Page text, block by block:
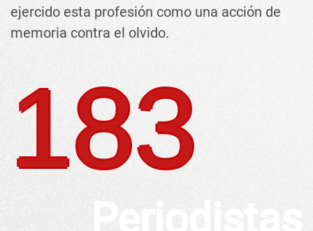
ejercido esta profesión como una acción de
memoria contra el olvido.
183
Periodistas